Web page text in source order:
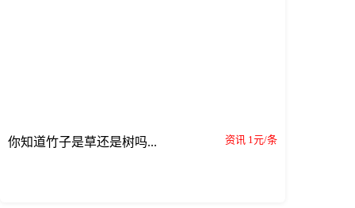
你知道竹子是草还是树吗... 资讯 1元/条